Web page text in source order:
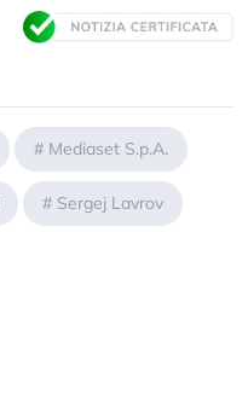
# Mediaset S.p.A.
# Sergej Lavrov